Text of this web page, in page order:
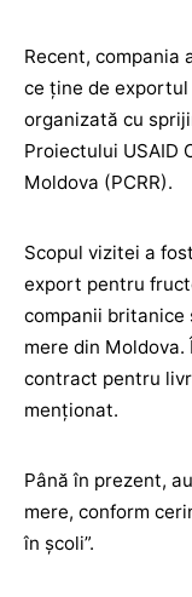
Recent, compania
ce ține de
organizată cu
Proiectului USAID
Moldova (PCRR).
Scopul vizitei a
export pentru
companii
mere din
contract pentru
menționat.
Până în prezent,
mere, conform
în școli”.